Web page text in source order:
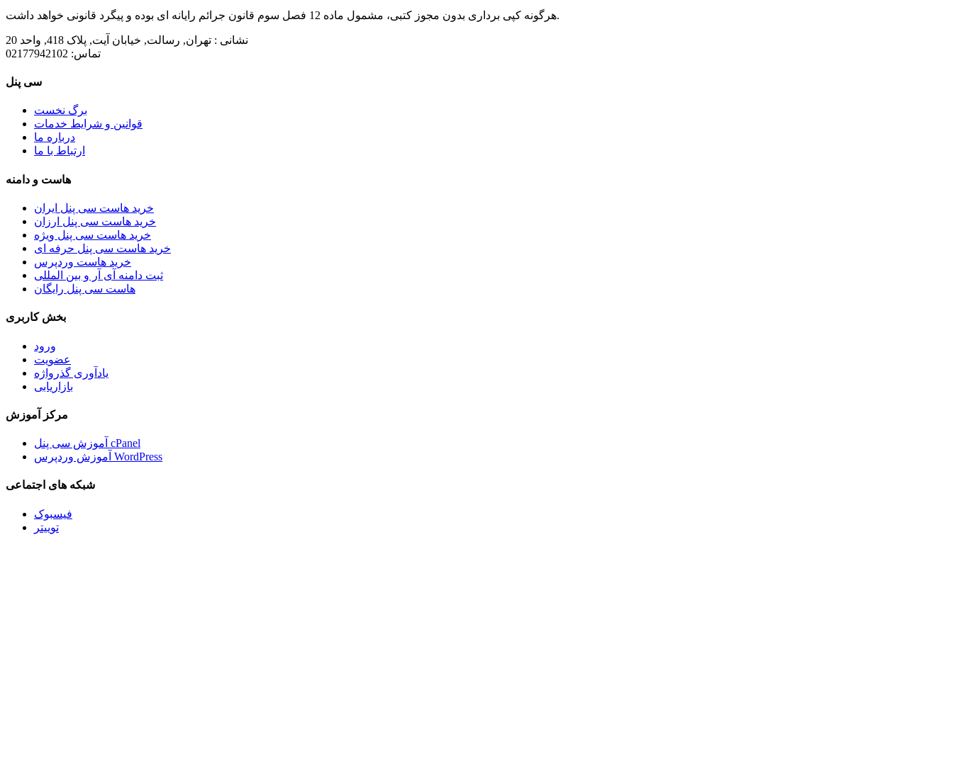
هرگونه کپی برداری بدون مجوز کتبی، مشمول ماده 12 فصل سوم قانون جرائم رایانه ای بوده و پیگرد قانونی خواهد داشت.
نشانی : تهران, رسالت, خیابان آیت, پلاک 418, واحد 20
تماس:
سی پنل
برگ نخست
قوانین و شرایط خدمات
درباره ما
ارتباط با ما
هاست و دامنه
خرید هاست سی پنل ایران
خرید هاست سی پنل ارزان
خرید هاست سی پنل ویژه
خرید هاست سی پنل حرفه ای
خرید هاست وردپرس
ثبت دامنه آی آر و بین المللی
هاست سی پنل رایگان
بخش کاربری
ورود
عضویت
یادآوری گذرواژه
بازاریابی
مرکز آموزش
آموزش سی پنل cPanel
آموزش وردپرس WordPress
شبکه های اجتماعی
فیسبوک
توییتر